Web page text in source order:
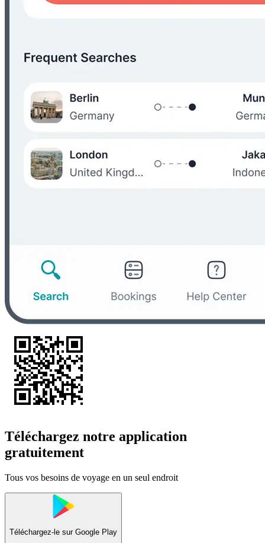
Téléchargez notre application
gratuitement
Tous vos besoins de voyage en un seul endroit
Téléchargez-le sur Google Play